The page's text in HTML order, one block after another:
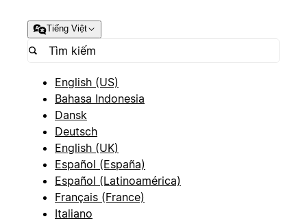
Tiếng Việt
English (US)
Bahasa Indonesia
Dansk
Deutsch
English (UK)
Español (España)
Español (Latinoamérica)
Français (France)
Italiano